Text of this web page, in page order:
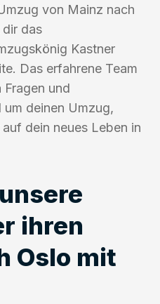
von Mainz nach
das
Kastner
Das erfahrene Team
und
deinen Umzug,
dein neues Leben in
ihren
Oslo mit